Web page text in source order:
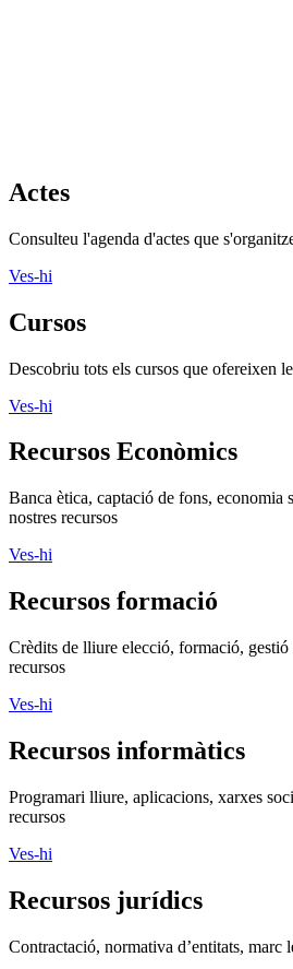
Actes
Consulteu l'agenda d'actes que
Ves-hi
Cursos
Descobriu tots els cursos que ofereixen
Ves-hi
Recursos Econòmics
Banca ètica, captació de fons, economia
nostres recursos
Ves-hi
Recursos formació
Crèdits de lliure elecció, formació, gestió
recursos
Ves-hi
Recursos informàtics
Programari lliure, aplicacions, xarxes
recursos
Ves-hi
Recursos jurídics
Contractació, normativa d’entitats, marc